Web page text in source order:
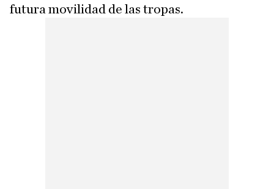
futura movilidad de las tropas.